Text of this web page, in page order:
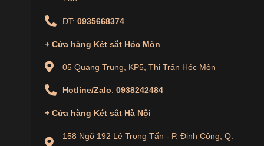
ĐT: 0935668374
+ Cửa hàng Két sắt Hóc Môn
05 Quang Trung, KP5, Thị Trấn Hóc Môn
Hotline/Zalo: 0938242484
+ Cửa hàng Két sắt Hà Nội
158 Ngõ 192 Lê Trọng Tấn - P. Định Công, Q.